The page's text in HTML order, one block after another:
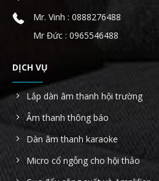
Mr. Vinh : 0888276488
Mr Đức : 0965546488
DỊCH VỤ
Lắp dàn âm thanh hội trường
Âm thanh thông báo
Dàn âm thanh karaoke
Micro cổ ngỗng cho hội thảo